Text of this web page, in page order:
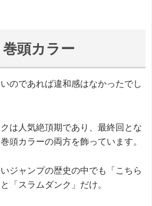
頭カラー
のであれば違和感はなかったでし
は人気絶頂期であり、最終回とな
頭カラーの両方を飾っています。
ジャンプの歴史の中でも「こちら
「スラムダンク」だけ。